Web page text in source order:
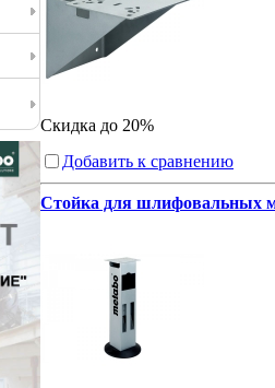
Скидка до 20%
Добавить к сравнению
Стойка для шлифовальных